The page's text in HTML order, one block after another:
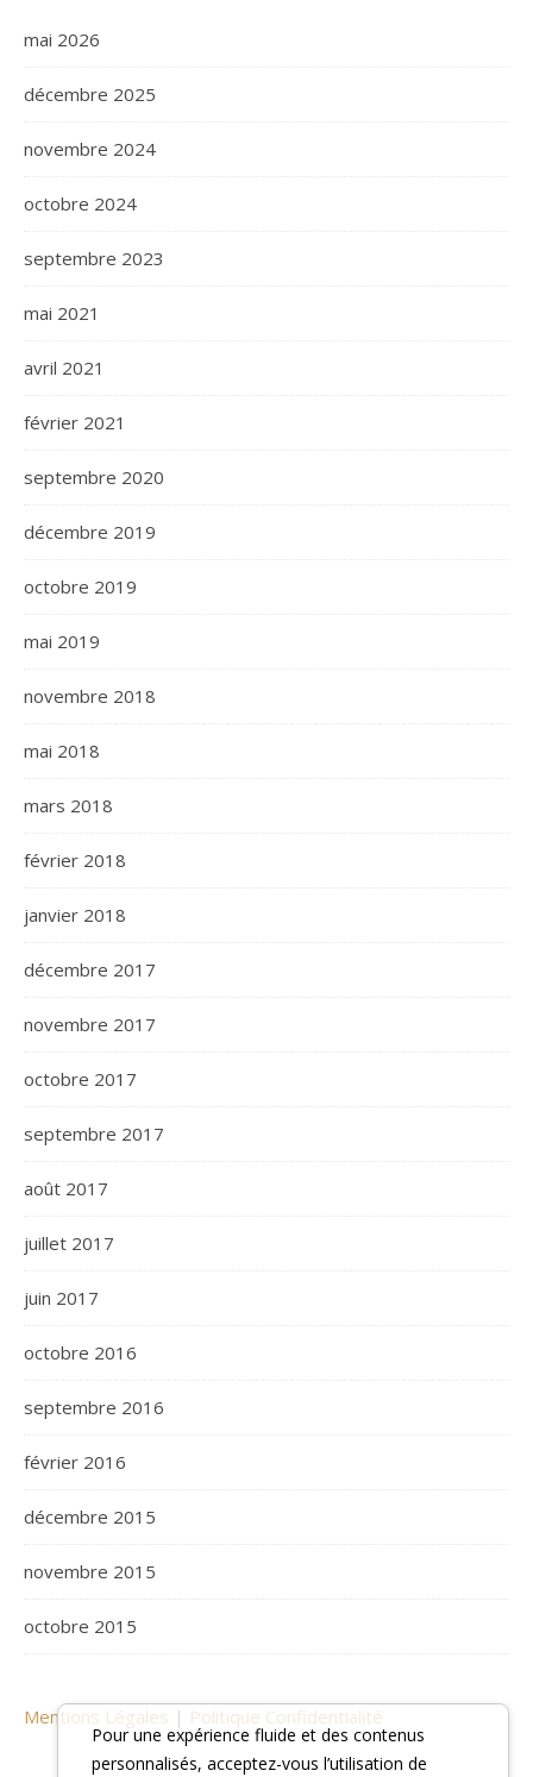
mai 2026
décembre 2025
novembre 2024
octobre 2024
septembre 2023
mai 2021
avril 2021
février 2021
septembre 2020
décembre 2019
octobre 2019
mai 2019
novembre 2018
mai 2018
mars 2018
février 2018
janvier 2018
décembre 2017
novembre 2017
octobre 2017
septembre 2017
août 2017
juillet 2017
juin 2017
octobre 2016
septembre 2016
février 2016
décembre 2015
novembre 2015
octobre 2015
Mentions Légales | Politique Confidentialité
Pour une expérience fluide et des contenus
personnalisés, acceptez-vous l’utilisation de